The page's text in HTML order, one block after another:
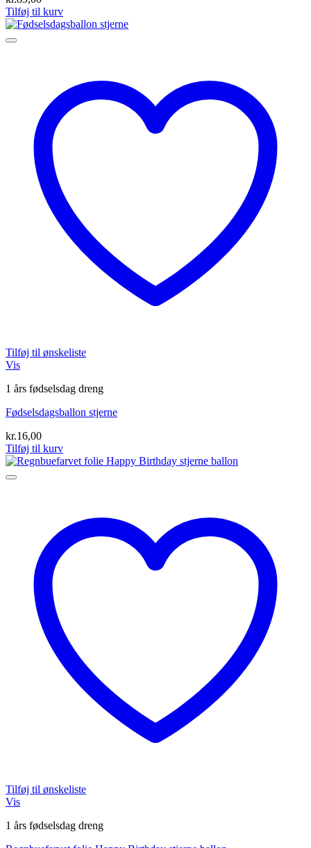
Tilføj til kurv
Tilføj til ønskeliste
Vis
1 års fødselsdag dreng
Fødselsdagsballon stjerne
kr.16,00
Tilføj til kurv
Tilføj til ønskeliste
Vis
1 års fødselsdag dreng